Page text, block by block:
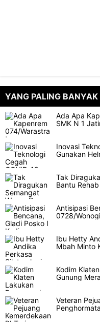
YANG PALING
Ada Apa
SMK N 1
Inovasi
Gunakan
Tak
Bantu
Antisipasi
0728/
Ibu Hetty
Mbah Minto
Kodim
Gunung
Veteran